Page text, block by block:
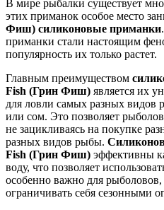
В мире рыбалки существует
этих приманок особое место
Фиш) силиконовые приманки
приманки стали настоящим
популярность их только растет.
Главным преимуществом
Fish (Грин Фиш) является их
для ловли самых разных видов
или сом. Это позволяет
не зацикливаясь на покупке
разных видов рыбы.
Fish (Грин Фиш) эффективны
воду, что позволяет
особенно важно для рыболовов,
ограничивать себя сезонными